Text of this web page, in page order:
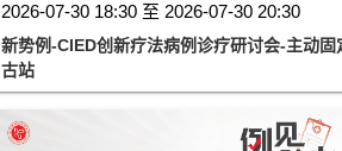
2026-07-30 18:30 至 2026-07-30 20:30
新势例-CIED创新疗法病例诊疗研讨会-主动
古站